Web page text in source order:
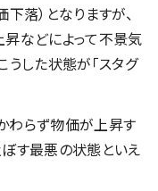
落）となりますが、
などによって不景気
した状態が「スタグ
わらず物価が上昇す
す最悪の状態といえ